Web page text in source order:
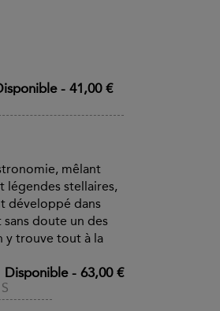
- 41,00 €
mêlant
légendes stellaires,
développé dans
sans doute un des
y trouve tout à la
Disponible- 63,00 €